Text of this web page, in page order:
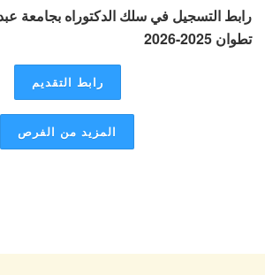
رابط التسجيل في سلك الدكتوراه بجامعة
تطوان 2025-2026
رابط التقديم
المزيد من الفرص